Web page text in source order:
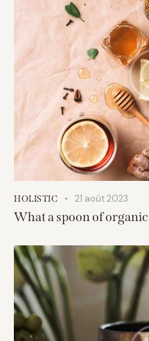
HOLISTIC 21 août 2023
What a spoon of